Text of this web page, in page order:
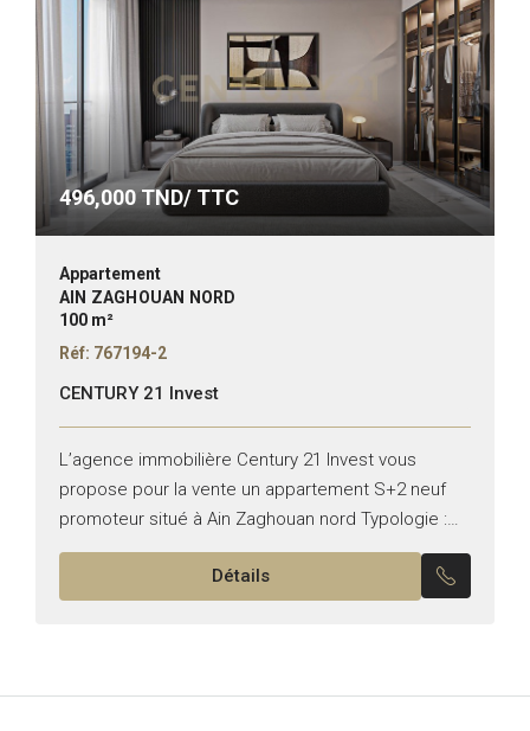
496,000TND/ TTC
Appartement
AIN ZAGHOUAN NORD
100 m²
Réf: 767194-2
CENTURY 21 Invest
L’agence immobilière Century 21 Invest vous
propose pour la vente un appartement S+2 neuf
promoteur situé à Ain Zaghouan nord Typologie :
S+2 Superficie : 100 m² Il se compose de :...
Détails